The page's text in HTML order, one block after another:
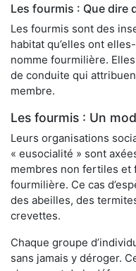
Les fourmis : Que dire
Les fourmis sont des
habitat qu’elles ont
nomme fourmilière.
de conduite qui
membre.
Les fourmis : Un
Leurs organisations
« eusocialité » sont
membres non fertiles et
fourmilière. Ce cas
des abeilles, des
crevettes.
Chaque groupe
sans jamais y déroger.